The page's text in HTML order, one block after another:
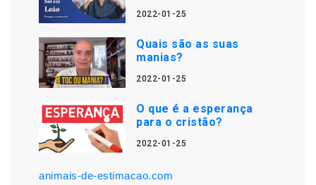
2022-01-25
Quais são as suas
manias?
2022-01-25
O que é a esperança
para o cristão?
2022-01-25
animais-de-estimacao.com